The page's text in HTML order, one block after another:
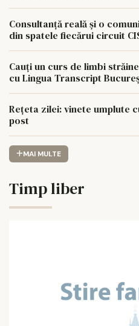
Consultanță reală și o
din spatele fiecărui circuit
Cauți un curs de limbi
cu Lingua Transcript
Rețeta zilei: vinete umplute
post
MAI MULTE
Timp liber